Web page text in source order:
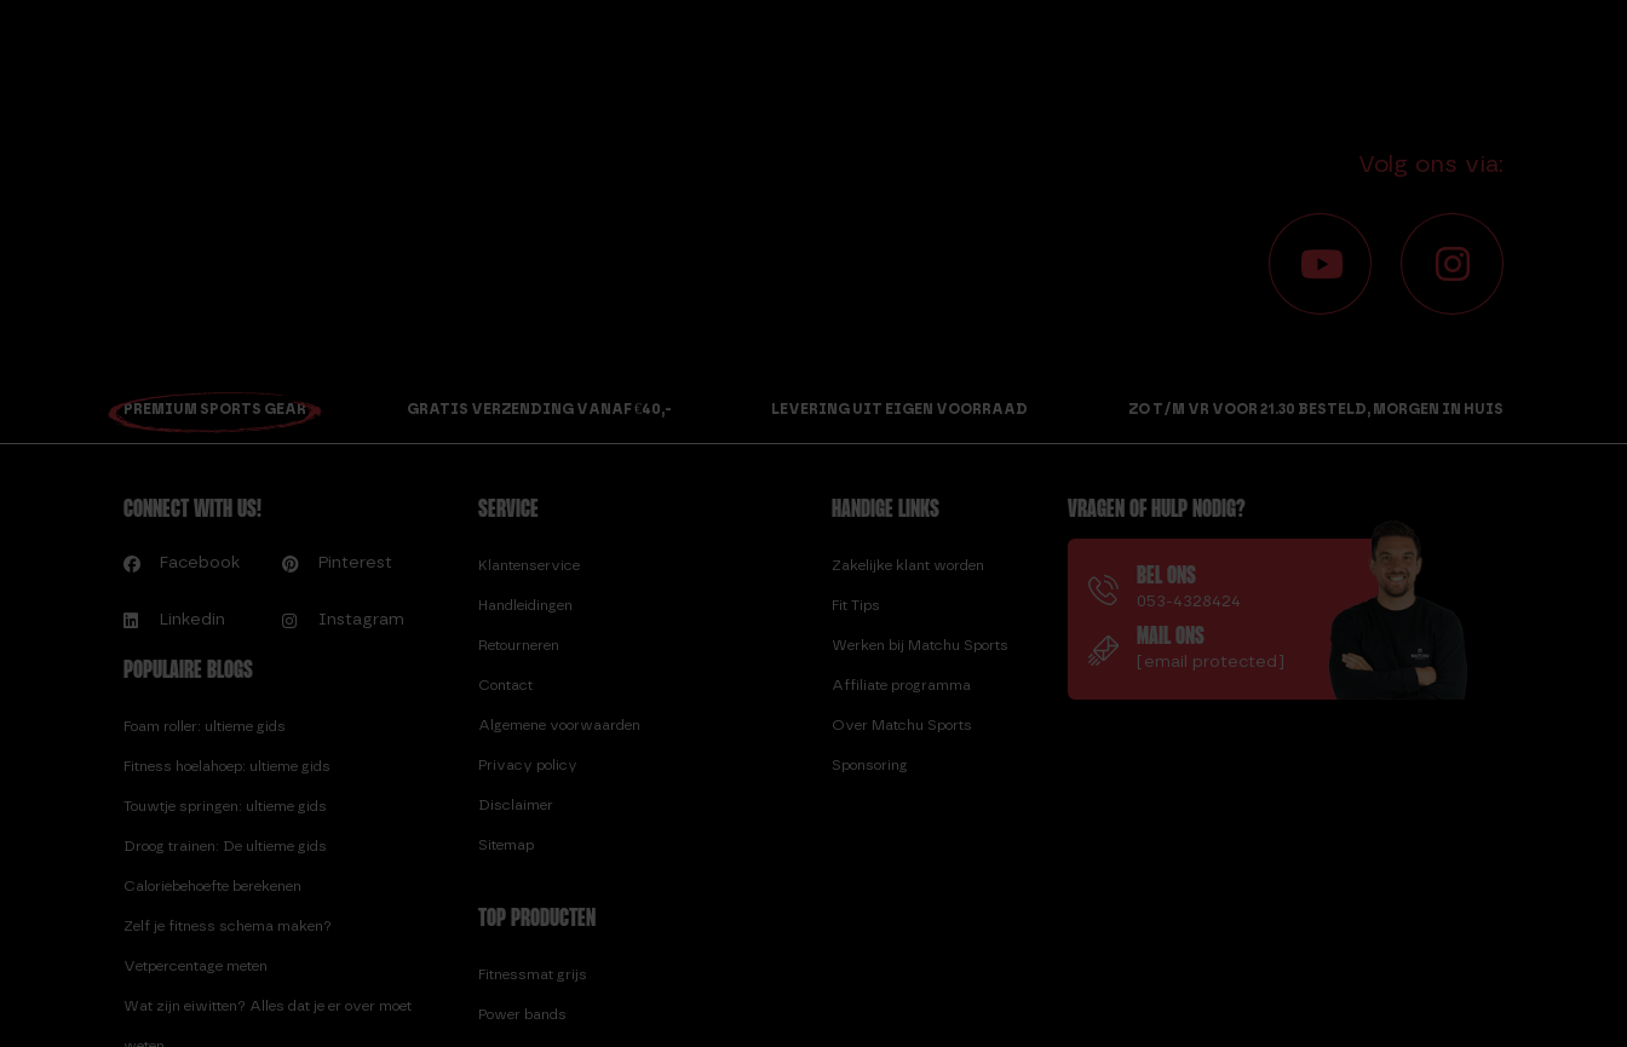
Volg ons via:
PREMIUM SPORTS GEAR GRATIS VERZENDING VANAF €40,- LEVERING UIT EIGEN VOORRAAD ZO T/M VR VOOR 21.30 BESTELD, MORGEN IN HUIS
CONNECT WITH US!
Facebook Pinterest
Linkedin Instagram
POPULAIRE BLOGS
Foam roller: ultieme gids
Fitness hoelahoep: ultieme gids
Touwtje springen: ultieme gids
Droog trainen: De ultieme gids
Caloriebehoefte berekenen
Zelf je fitness schema maken?
Vetpercentage meten
Wat zijn eiwitten? Alles dat je er over moet
SERVICE
Klantenservice
Handleidingen
Retourneren
Contact
Algemene voorwaarden
Privacy policy
Disclaimer
Sitemap
TOP PRODUCTEN
Fitnessmat grijs
Power bands
HANDIGE LINKS
Zakelijke klant worden
Fit Tips
Werken bij Matchu Sports
Affiliate programma
Over Matchu Sports
Sponsoring
VRAGEN OF HULP NODIG?
BEL ONS
053-4328424
MAIL ONS
[email protected]